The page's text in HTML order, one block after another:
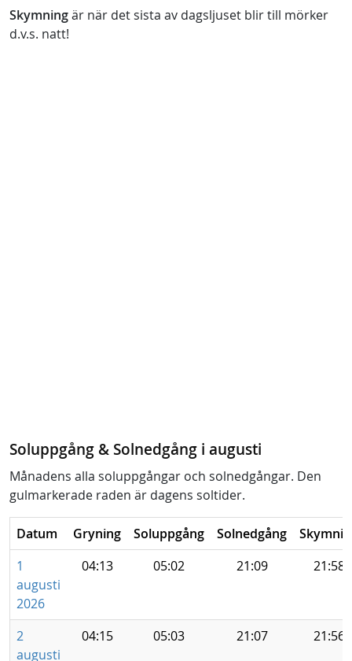
Skymningär när det sista av dagsljuset blir till mörker
d.v.s. natt!
Soluppgång & Solnedgång i augusti
Månadens alla soluppgångar och solnedgångar. Den
gulmarkerade raden är dagens soltider.
Datum Gryning Soluppgång Solnedgång
1
augusti
2026
04:13 05:02 21:09 21:58
2
augusti
04:15 05:03 21:07 21:56